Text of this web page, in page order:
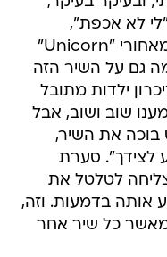
לא אכפת",
שמבצעת מאי ספדיה (היוצרת מאחורי "Unicorn"
גם על השיר הזה
ילדות מתובל
שוב ושוב, אבל
בוכה את השיר,
לצידך". סערת
לטלטל את
אותה בדמעות. וזה,
מאשר כל שיר אחר